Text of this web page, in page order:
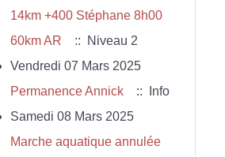
14km +400 Stéphane 8h00
60km AR
:: Niveau 2
Vendredi 07 Mars 2025
Permanence Annick
:: Info
Samedi 08 Mars 2025
Marche aquatique annulée